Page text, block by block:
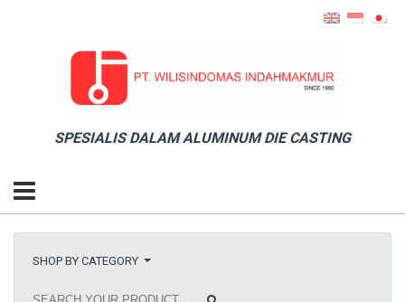
SPESIALIS DALAM ALUMINUM DIE CASTING
SHOP BY CATEGORY